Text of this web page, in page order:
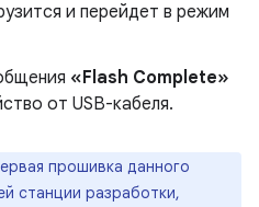
и перейдет в режим
«Flash Complete»
от USB-кабеля.
прошивка данного
станции разработки,